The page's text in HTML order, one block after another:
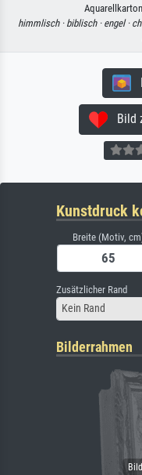
himmlisch · biblisch · engel ·
Bild
Kunstdruck
Breite (Motiv,
Zusätzlicher Rand
Kein Rand
Bilderrahmen